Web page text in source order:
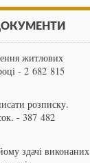
житлових
- 2 682 815
розписку.
- 387 482
здачі виконаних